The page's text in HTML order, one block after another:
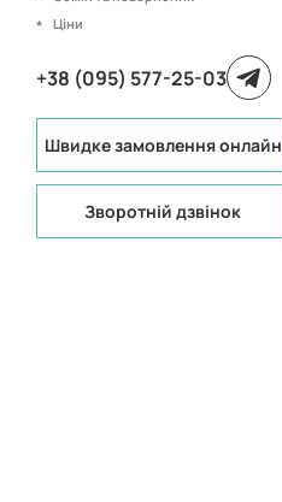
Ціни
+38 (095) 577-25-03
Швидке замовлення онлайн
Зворотній дзвінок